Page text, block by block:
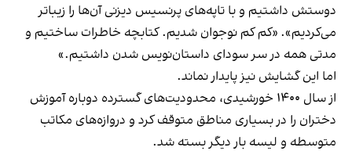
دوستش داشتیم و با تاپه‌های پرنسیس دیزنی آن‌ها را زیباتر
می‌کردیم». «کم کم نوجوان شدیم. کتابچه خاطرات ساختیم و
مدتی همه در سر سودای داستان‌نویس شدن داشتیم.»
اما این گشایش نیز پایدار نماند.
از سال ۱۴۰۰ خورشیدی، محدودیت‌های گسترده دوباره آموزش
دختران را در بسیاری مناطق متوقف کرد و دروازه‌های مکاتب
متوسطه و لیسه بار دیگر بسته شد.